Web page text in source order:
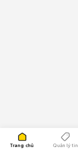
Trang chủ Quản lý tin